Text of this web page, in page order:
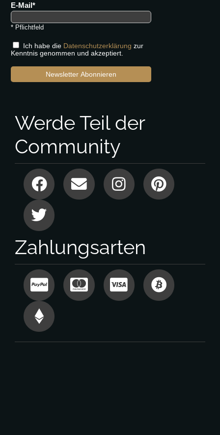
E-Mail
* Pflichtfeld
Ich habe die Datenschutzerklärung zur
Kenntnis genommen und akzeptiert.
Newsletter Abonnieren
Werde Teil der
Community
Zahlungsarten